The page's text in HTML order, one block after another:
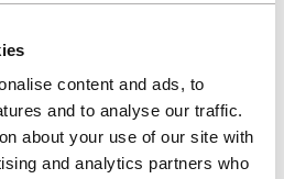
content and ads, to
and to analyse our traffic.
about your use of our site with
and analytics partners who